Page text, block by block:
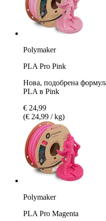
Polymaker
PLA Pro Pink
Нова, подобрена
PLA в Pink
€ 24,99
(€ 24,99 / kg)
Polymaker
PLA Pro Magenta